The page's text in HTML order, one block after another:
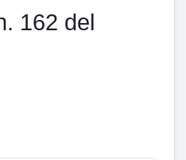
162 del